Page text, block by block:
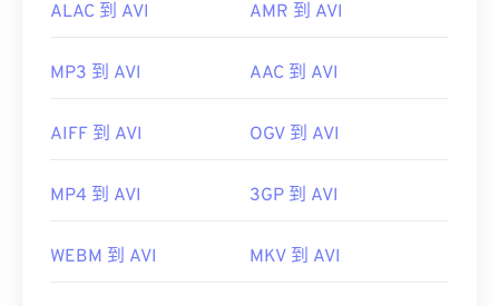
ALAC 到 AVI AMR 到 AVI
MP3 到 AVI AAC 到 AVI
AIFF 到 AVI OGV 到 AVI
MP4 到 AVI 3GP 到 AVI
WEBM 到 AVI MKV 到 AVI